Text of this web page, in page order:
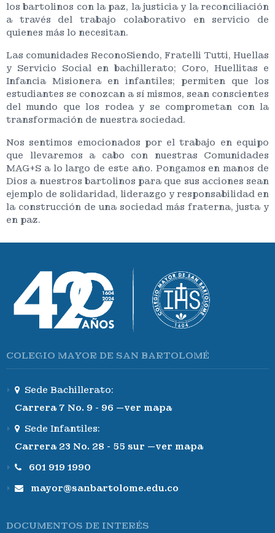
los bartolinos con la paz, la justicia y la reconciliación
a través del trabajo colaborativo en servicio de
quienes más lo necesitan.
Las comunidades ReconoSiendo, Fratelli Tutti, Huellas
y Servicio Social en bachillerato; Coro, Huellitas e
Infancia Misionera en infantiles; permiten que los
estudiantes se conozcan a sí mismos, sean conscientes
del mundo que los rodea y se comprometan con la
transformación de nuestra sociedad.
Nos sentimos emocionados por el trabajo en equipo
que llevaremos a cabo con nuestras Comunidades
MAG+S a lo largo de este año. Pongamos en manos de
Dios a nuestros bartolinos para que sus acciones sean
ejemplo de solidaridad, liderazgo y responsabilidad en
la construcción de una sociedad más fraterna, justa y
en paz.
COLEGIO MAYOR DE SAN BARTOLOMÉ
Sede Bachillerato:
Carrera 7 No. 9 - 96 —ver mapa
Sede Infantiles:
Carrera 23 No. 28 - 55 sur —ver mapa
601 919 1990
mayor@sanbartolome.edu.co
DOCUMENTOS DE INTERÉS